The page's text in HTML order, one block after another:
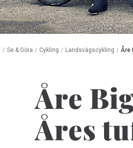
/ Se & Göra / Cykling / Landsvägscykling / Åre
Åre
Åres